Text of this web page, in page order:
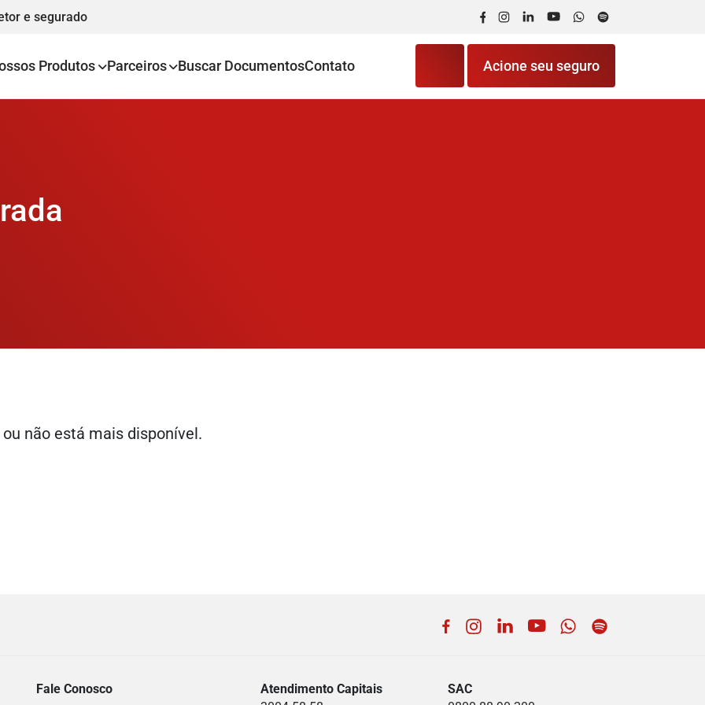
e segurado FacebookInstagram
LinkedInYouTubeWhatsApp
Spotify
Produtos Parceiros Buscar DocumentosContato Acione seu seguro
não está mais disponível.
Facebook
Instagram
LinkedIn
YouTubeWhatsApp
Fale Conosco
Atendimento Capitais
SAC